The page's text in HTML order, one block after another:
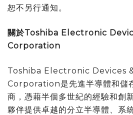
恕不另行通知。
關於Toshiba Electronic
Corporation
Toshiba Electronic Devices
Corporation是先進半導體和儲
商，憑藉半個多世紀的經驗和創
夥伴提供卓越的分立半導體、系